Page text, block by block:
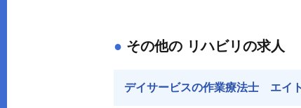
● その他の リハビリの求人
デイサービスの作業療法士 エイ